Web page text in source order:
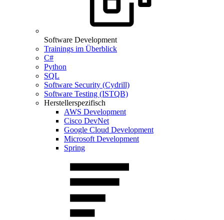
Software Development
Trainings im Überblick
C#
Python
SQL
Software Security (Cydrill)
Software Testing (ISTQB)
Herstellerspezifisch
AWS Development
Cisco DevNet
Google Cloud Development
Microsoft Development
Spring